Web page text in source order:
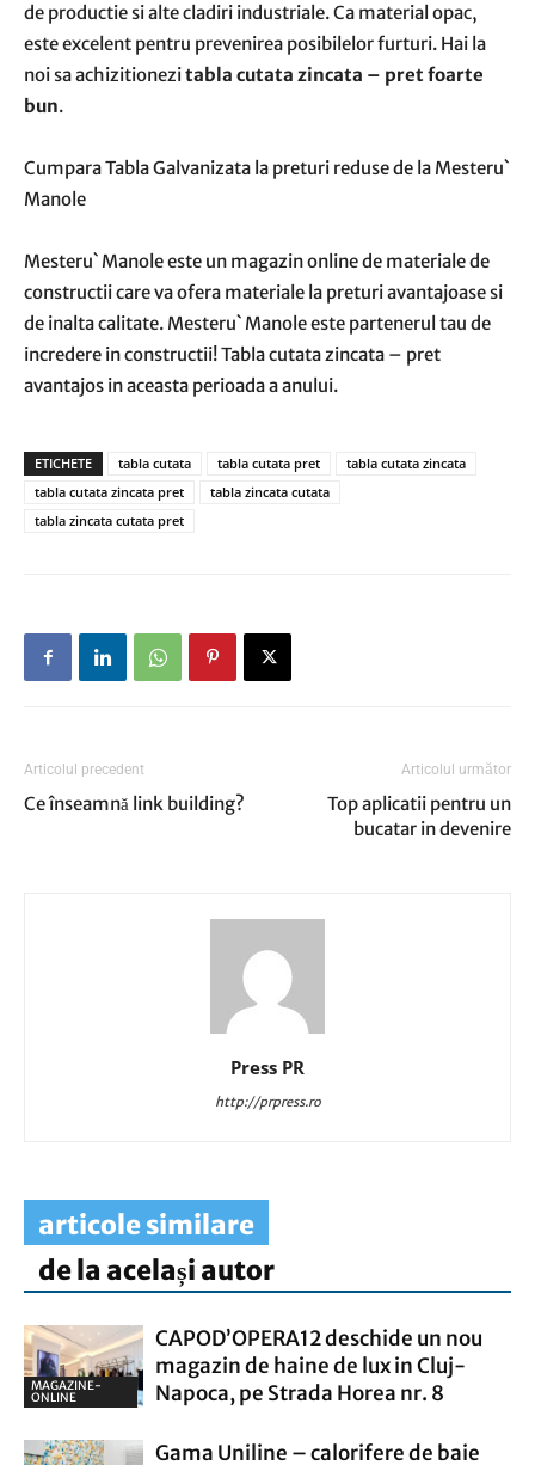
de productie si alte cladiri industriale. Ca material opac,
este excelent pentru prevenirea posibilelor furturi. Hai la
noi sa achizitionezitabla cutata zincata – pret foarte
bun.
Cumpara Tabla Galvanizata la preturi reduse de la Mesteru`
Manole
Mesteru` Manole este un magazin online de materiale de
constructii care va ofera materiale la preturi avantajoase si
de inalta calitate. Mesteru` Manole este partenerul tau de
incredere in constructii! Tabla cutata zincata – pret
avantajos in aceasta perioada a anului.
ETICHETE tabla cutata tabla cutata pret
tabla cutata zincata
tabla cutata zincata pret
tabla zincata cutata
tabla zincata cutata pret
Articolul precedent
Ce înseamnă link building?
Articolul următor
Top aplicatii pentru un
bucatar in devenire
Press PR
http://prpress.ro
articole similare
de la același autor
MAGAZINE-
ONLINE
CAPOD’OPERA12 deschide un nou
magazin de haine de lux in Cluj-
Napoca, pe Strada Horea nr. 8
Gama Uniline – calorifere de baie